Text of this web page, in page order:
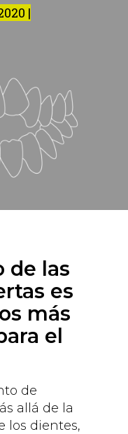
|
de las
es
más
el
de
allá de la
los dientes,